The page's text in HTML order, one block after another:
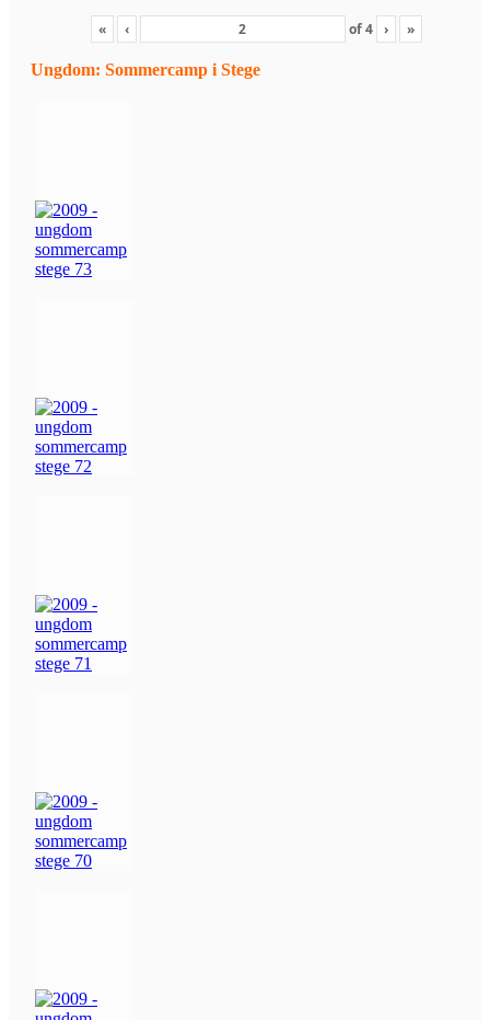
« ‹ of4 › »
Ungdom: Sommercamp i Stege